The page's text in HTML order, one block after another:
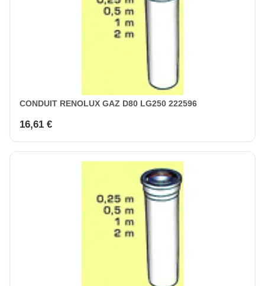
CONDUIT RENOLUX GAZ D80 LG250 222596
16,61 €